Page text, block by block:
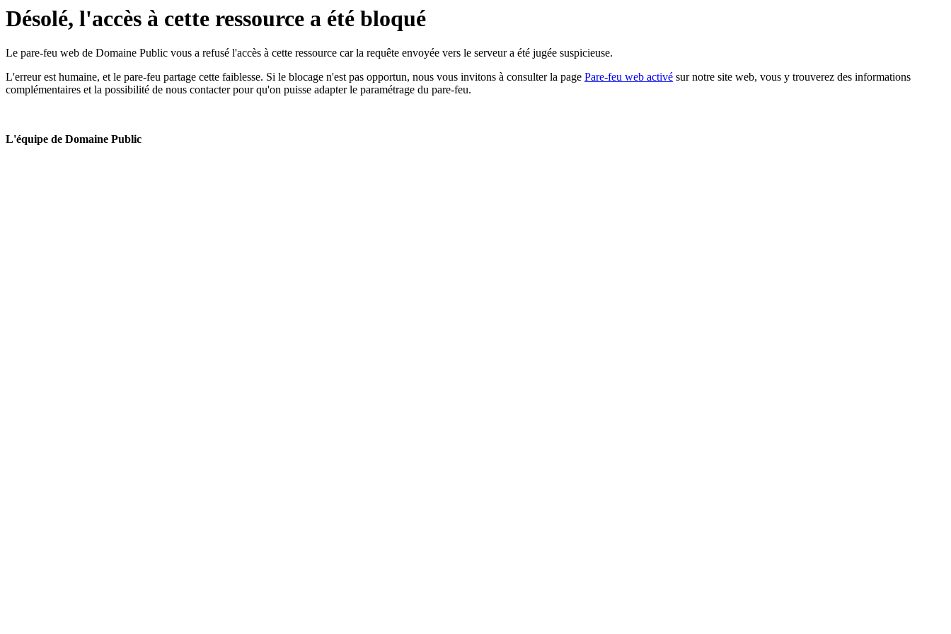
Désolé, l'accès à cette ressource a été bloqué
Le pare-feu web de Domaine Public vous a refusé l'accès à cette ressource car la requête envoyée vers le serveur a été jugée suspicieuse.
L'erreur est humaine, et le pare-feu partage cette faiblesse. Si le blocage n'est pas opportun, nous vous invitons à consulter la page Pare-feu web activé sur notre site web, vous y trouverez des informations
complémentaires et la possibilité de nous contacter pour qu'on puisse adapter le paramétrage du pare-feu.
L'équipe de Domaine Public